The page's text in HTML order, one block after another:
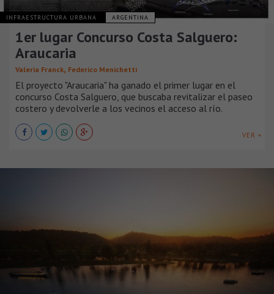
INFRAESTRUCTURA URBANA ARGENTINA
1er lugar Concurso Costa Salguero:
Araucaria
Valeria Franck, Federico Menichetti
El proyecto "Araucaria" ha ganado el primer lugar en el
concurso Costa Salguero, que buscaba revitalizar el paseo
costero y devolverle a los vecinos el acceso al río.
VER +